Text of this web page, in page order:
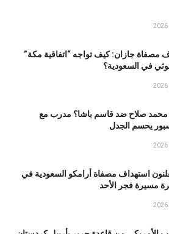
مصفاة جازان: كيف تواجه “اتفاقية مكة”
في السعودية؟
صلاح ضد قاسم باشا؟ مدرب مع
يحسم الجدل
استهداف مصفاة أرامكو السعودية في
مسيرة فجر الأحد